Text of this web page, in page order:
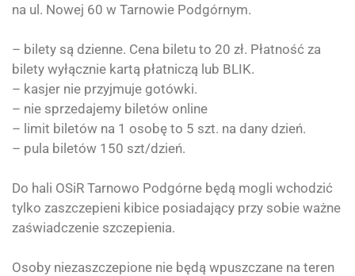
na ul. Nowej 60 w Tarnowie Podgórnym.
– bilety są dzienne. Cena biletu to 20 zł. Płatność za
bilety wyłącznie kartą płatniczą lub BLIK.
– kasjer nie przyjmuje gotówki.
– nie sprzedajemy biletów online
– limit biletów na 1 osobę to 5 szt. na dany dzień.
– pula biletów 150 szt/dzień.
Do hali OSiR Tarnowo Podgórne będą mogli wchodzić
tylko zaszczepieni kibice posiadający przy sobie ważne
zaświadczenie szczepienia.
Osoby niezaszczepione nie będą wpuszczane na teren